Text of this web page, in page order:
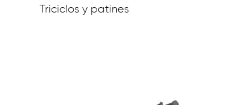
Triciclos y patines